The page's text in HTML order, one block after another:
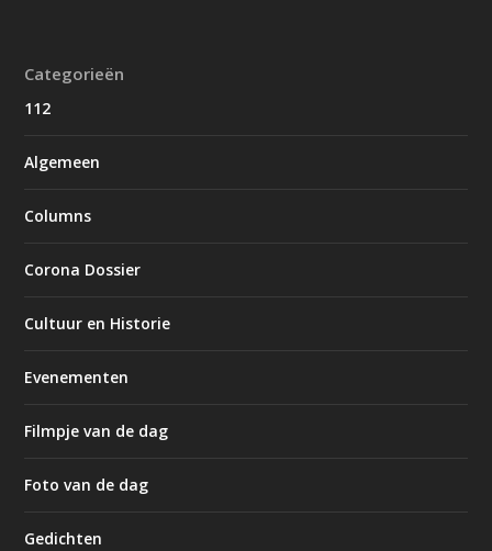
Categorieën
112
Algemeen
Columns
Corona Dossier
Cultuur en Historie
Evenementen
Filmpje van de dag
Foto van de dag
Gedichten